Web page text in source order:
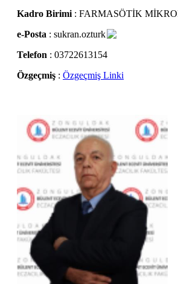
Kadro Birimi : FARMASÖTİK
e-Posta : sukran.ozturk
Telefon : 03722613154
Özgeçmiş : Özgeçmiş Linki